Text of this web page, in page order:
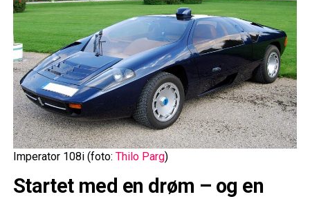
Imperator 108i (foto: Thilo Parg)
Startet med en drøm – og en